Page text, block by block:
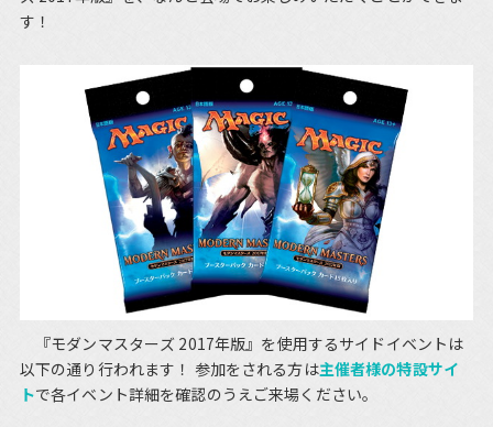
す！
『モダンマスターズ 2017年版』を使用するサイドイベントは
以下の通り行われます！ 参加をされる方は主催者様の特設サイ
トで各イベント詳細を確認のうえご来場ください。